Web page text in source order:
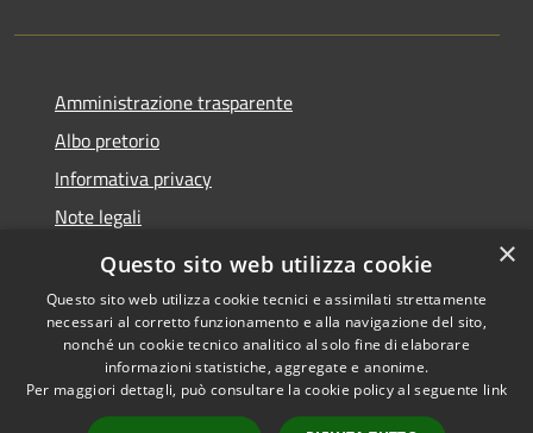
Amministrazione trasparente
Albo pretorio
Informativa privacy
Note legali
Dichiarazione di accessibilità
Accessibilità
Copyright © 2026 • Comune di
Castellana Grotte • Powered
×
Questo sito web utilizza cookie
Questo sito web utilizza cookie tecnici e assimilati strettamente
necessari al corretto funzionamento e alla navigazione del sito,
nonché un cookie tecnico analitico al solo fine di elaborare
informazioni statistiche, aggregate e anonime.
Per maggiori dettagli, può consultare la cookie policy al seguente link